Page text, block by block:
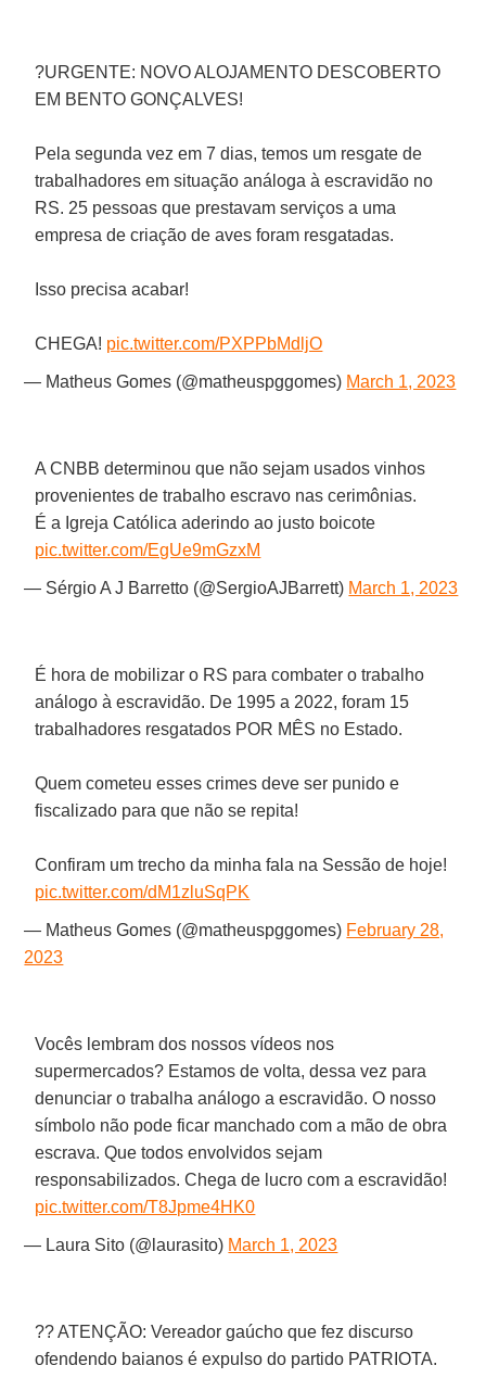
?URGENTE: NOVO ALOJAMENTO DESCOBERTO
EM BENTO GONÇALVES!
Pela segunda vez em 7 dias, temos um resgate de
trabalhadores em situação análoga à escravidão no
RS. 25 pessoas que prestavam serviços a uma
empresa de criação de aves foram resgatadas.
Isso precisa acabar!
CHEGA! pic.twitter.com/PXPPbMdljO
— Matheus Gomes (@matheuspggomes) March 1, 2023
A CNBB determinou que não sejam usados vinhos
provenientes de trabalho escravo nas cerimônias.
É a Igreja Católica aderindo ao justo boicote
pic.twitter.com/EgUe9mGzxM
— Sérgio A J Barretto (@SergioAJBarrett) March 1, 2023
É hora de mobilizar o RS para combater o trabalho
análogo à escravidão. De 1995 a 2022, foram 15
trabalhadores resgatados POR MÊS no Estado.
Quem cometeu esses crimes deve ser punido e
fiscalizado para que não se repita!
Confiram um trecho da minha fala na Sessão de hoje!
pic.twitter.com/dM1zluSqPK
— Matheus Gomes (@matheuspggomes) February 28,
2023
Vocês lembram dos nossos vídeos nos
supermercados? Estamos de volta, dessa vez para
denunciar o trabalha análogo a escravidão. O nosso
símbolo não pode ficar manchado com a mão de obra
escrava. Que todos envolvidos sejam
responsabilizados. Chega de lucro com a escravidão!
pic.twitter.com/T8Jpme4HK0
— Laura Sito (@laurasito) March 1, 2023
?? ATENÇÃO: Vereador gaúcho que fez discurso
ofendendo baianos é expulso do partido PATRIOTA.